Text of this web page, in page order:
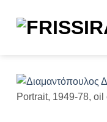
περιεχόμενο
Portrait, 1949-78,